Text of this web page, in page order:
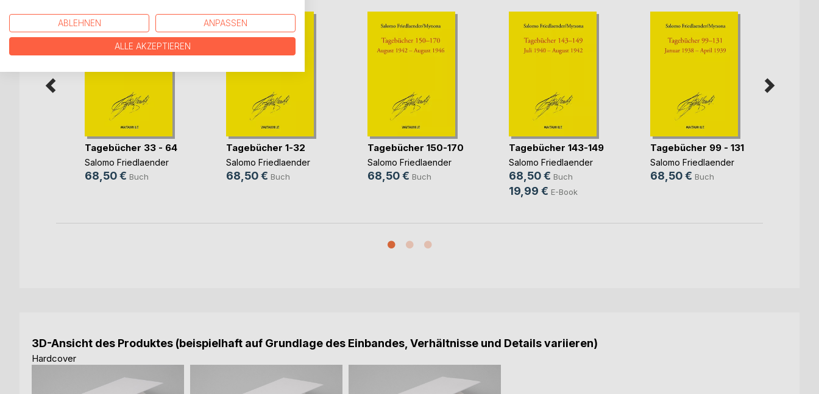
Tagebücher 33 - 64
Salomo Friedlaender
68,50 € Buch
Tagebücher 1-32
Salomo Friedlaender
68,50 € Buch
Tagebücher 150-170
Salomo Friedlaender
68,50 € Buch
Tagebücher 143-149
Salomo Friedlaender
68,50 € Buch
19,99 € E-Book
Tagebücher 99 - 131
Salomo Friedlaender
68,50 € Buch
3D-Ansicht des Produktes (beispielhaft auf Grundlage des Einbandes, Verhältnisse und Details variieren)
Hardcover
ABLEHNEN ANPASSEN
ALLE AKZEPTIEREN